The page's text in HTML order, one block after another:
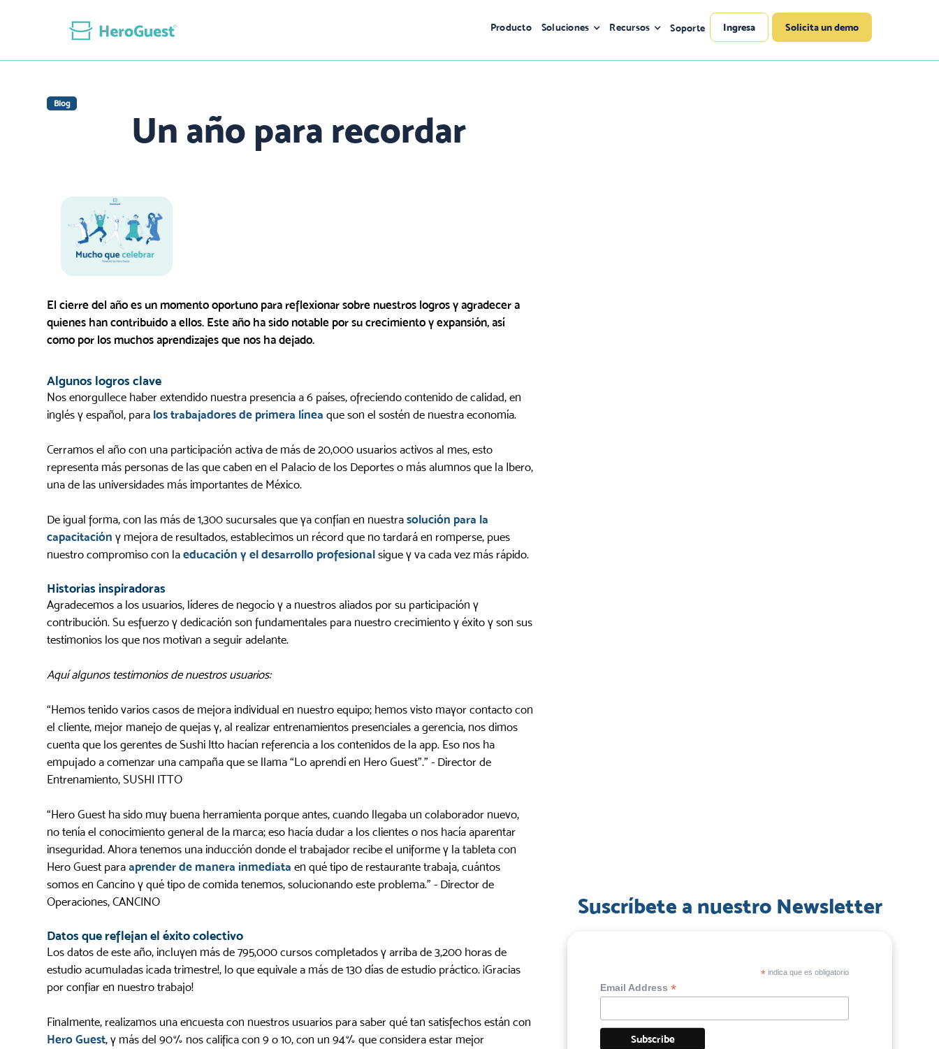
Blog
Un año para recordar
El cierre del año es un momento oportuno para reflexionar sobre nuestros logros y agradecer a
quienes han contribuido a ellos. Este año ha sido notable por su crecimiento y expansión, así
como por los muchos aprendizajes que nos ha dejado.
Algunos logros clave
Nos enorgullece haber extendido nuestra presencia a 6 países, ofreciendo contenido de calidad, en
inglés y español, para los trabajadores de primera línea que son el sostén de nuestra economía.
Cerramos el año con una participación activa de más de 20,000 usuarios activos al mes, esto
representa más personas de las que caben en el Palacio de los Deportes o más alumnos que la Ibero,
una de las universidades más importantes de México.
De igual forma, con las más de 1,300 sucursales que ya confían en nuestrasolución para la
capacitación y mejora de resultados, establecimos un récord que no tardará en romperse, pues
nuestro compromiso con laeducación y el desarrollo profesional sigue y va cada vez más rápido.
Historias inspiradoras
Agradecemos a los usuarios, líderes de negocio y a nuestros aliados por su participación y
contribución. Su esfuerzo y dedicación son fundamentales para nuestro crecimiento y éxito y son sus
testimonios los que nos motivan a seguir adelante.
Aquí algunos testimonios de nuestros usuarios:
“Hemos tenido varios casos de mejora individual en nuestro equipo; hemos visto mayor contacto con
el cliente, mejor manejo de quejas y, al realizar entrenamientos presenciales a gerencia, nos dimos
cuenta que los gerentes de Sushi Itto hacían referencia a los contenidos de la app. Eso nos ha
empujado a comenzar una campaña que se llama “Lo aprendí en Hero Guest”.” - Director de
Entrenamiento, SUSHI ITTO
“Hero Guest ha sido muy buena herramienta porque antes, cuando llegaba un colaborador nuevo,
no tenía el conocimiento general de la marca; eso hacía dudar a los clientes o nos hacía aparentar
inseguridad. Ahora tenemos una inducción donde el trabajador recibe el uniforme y la tableta con
Hero Guest paraaprender de manera inmediata en qué tipo de restaurante trabaja, cuántos
somos en Cancino y qué tipo de comida tenemos, solucionando este problema.” - Director de
Operaciones, CANCINO
Datos que reflejan el éxito colectivo
Los datos de este año, incluyen más de 795,000 cursos completados y arriba de 3,200 horas de
estudio acumuladas ¡cada trimestre!, lo que equivale a más de 130 días de estudio práctico. ¡Gracias
por confiar en nuestro trabajo!
Finalmente, realizamos una encuesta con nuestros usuarios para saber qué tan satisfechos están con
Hero Guest, y más del 90% nos califica con 9 o 10, con un 94% que considera estar mejor
Suscríbete a nuestro Newsletter
*indica que es obligatorio
Email Address*
Producto Soluciones Recursos Soporte Ingresa Solicita un demo